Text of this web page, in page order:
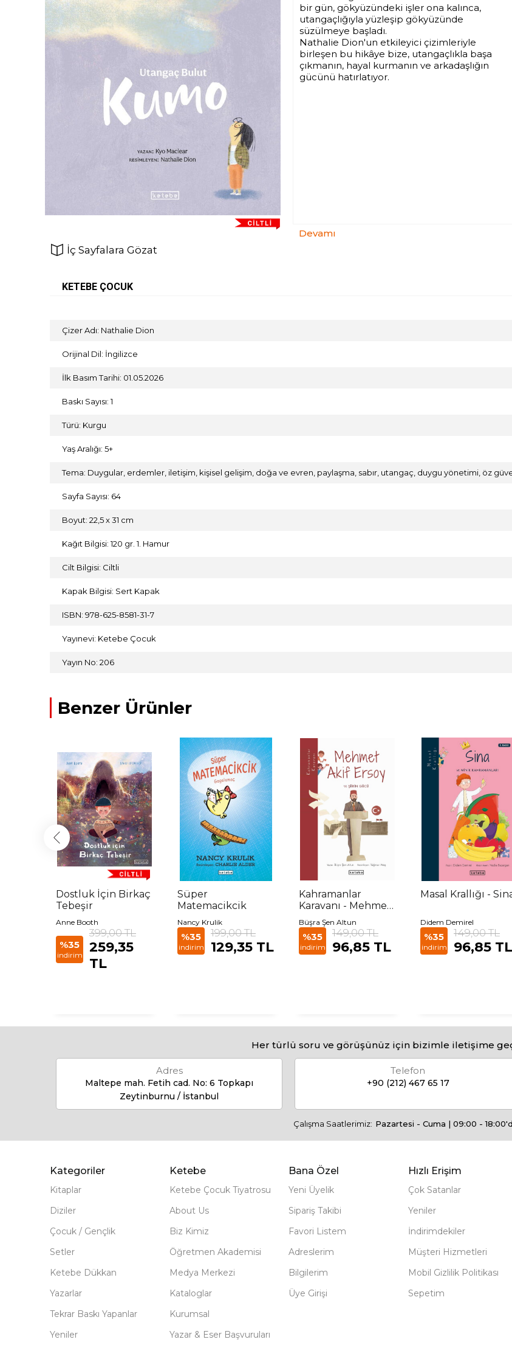
İç Sayfalara Gözat
bir gün, gökyüzündeki işler ona kalınca,
utangaçlığıyla yüzleşip gökyüzünde
süzülmeye başladı.
Nathalie Dion'un etkileyici çizimleriyle
birleşen bu hikâye bize, utangaçlıkla başa
çıkmanın, hayal kurmanın ve arkadaşlığın
gücünü hatırlatıyor.
Devamı
KETEBE ÇOCUK
Çizer Adı: Nathalie Dion
Orijinal Dil: İngilizce
İlk Basım Tarihi: 01.05.2026
Baskı Sayısı: 1
Türü: Kurgu
Yaş Aralığı: 5+
Tema: Duygular, erdemler, iletişim, kişisel gelişim, doğa ve evren, paylaşma, sabır, utangaç, duygu yönetimi, öz
Sayfa Sayısı: 64
Boyut: 22,5 x 31 cm
Kağıt Bilgisi: 120 gr. 1. Hamur
Cilt Bilgisi: Ciltli
Kapak Bilgisi: Sert Kapak
ISBN: 978-625-8581-31-7
Yayınevi: Ketebe Çocuk
Yayın No: 206
Benzer Ürünler
Dostluk İçin Birkaç
Tebeşir
Anne Booth
%35
indirim
399,00 TL
259,35
TL
Süper
Matemacikcik
Nancy Krulik
%35
indirim
199,00 TL
129,35 TL
Kahramanlar
Karavanı - Mehmet
Akif Ersoy ve Şiirin
Gücü
Büşra Şen Altun
%35
indirim
149,00 TL
96,85 TL
Masal Krallığı -
Didem Demirel
%35
indirim
149,00 TL
96,85 TL
Her türlü soru ve görüşünüz için bizimle iletişime
Adres
Maltepe mah. Fetih cad. No: 6 Topkapı
Zeytinburnu / İstanbul
Telefon
+90 (212) 467 65 17
Çalışma Saatlerimiz: Pazartesi - Cuma | 09:00 -
Kategoriler
Kitaplar
Diziler
Çocuk / Gençlik
Setler
Ketebe Dükkan
Yazarlar
Tekrar Baskı Yapanlar
Yeniler
Ketebe
Ketebe Çocuk Tiyatrosu
About Us
Biz Kimiz
Öğretmen Akademisi
Medya Merkezi
Kataloglar
Kurumsal
Yazar & Eser Başvuruları
Bana Özel
Yeni Üyelik
Sipariş Takibi
Favori Listem
Adreslerim
Bilgilerim
Üye Girişi
Hızlı Erişim
Çok Satanlar
Yeniler
İndirimdekiler
Müşteri Hizmetleri
Mobil Gizlilik Politikası
Sepetim